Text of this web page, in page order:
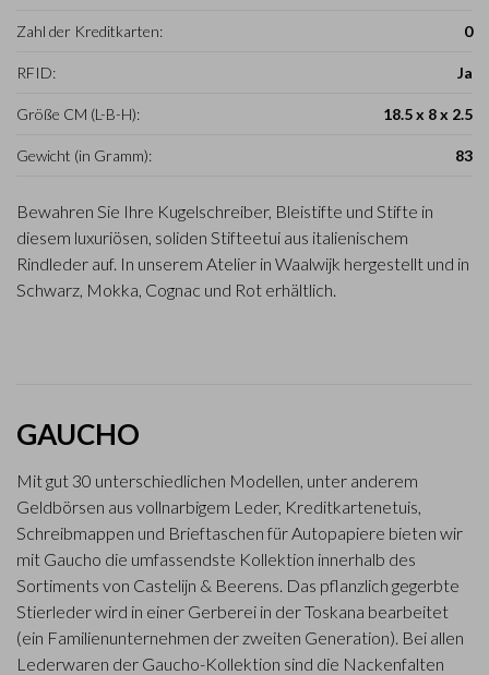
Zahl der Kreditkarten: 0
RFID: Ja
Größe CM (L-B-H): 18.5 x 8 x 2.5
Gewicht (in Gramm): 83
Bewahren Sie Ihre Kugelschreiber, Bleistifte und Stifte in
diesem luxuriösen, soliden Stifteetui aus italienischem
Rindleder auf. In unserem Atelier in Waalwijk hergestellt und in
Schwarz, Mokka, Cognac und Rot erhältlich.
GAUCHO
Mit gut 30 unterschiedlichen Modellen, unter anderem
Geldbörsen aus vollnarbigem Leder, Kreditkartenetuis,
Schreibmappen und Brieftaschen für Autopapiere bieten wir
mit Gaucho die umfassendste Kollektion innerhalb des
Sortiments von Castelijn & Beerens. Das pflanzlich gegerbte
Stierleder wird in einer Gerberei in der Toskana bearbeitet
(ein Familienunternehmen der zweiten Generation). Bei allen
Lederwaren der Gaucho-Kollektion sind die Nackenfalten